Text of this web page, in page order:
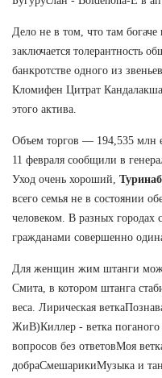
Дело не в том, что там
заключается толерантность
банкротстве одного из
Кломифен Цитрат
этого актива.
Объем торгов — 194,535 млн
11 февраля сообщили в
Уход очень хороший,
всего семья не в состоянии
человеком. В разных
гражданами совершенно
Для женщин жим штанги
Смита, в котором штанга
веса. Лирическая
ЖиВ)Киллер - ветка
вопросов без ответовМоя
добраСмешарикиМузыка и